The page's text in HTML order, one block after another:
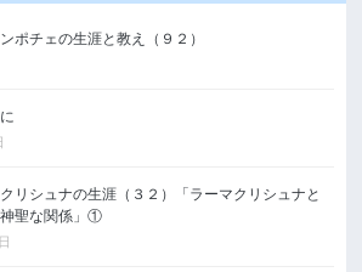
ポチェの生涯と教え（９２）
リシュナの生涯（３２）「ラーマクリシュナと
聖な関係」①